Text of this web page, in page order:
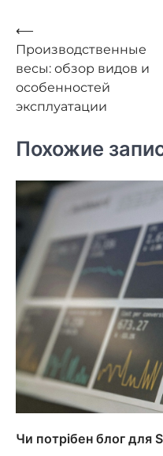
Навигация
по
записям
⟵
Производственные
весы: обзор видов и
особенностей
эксплуатации
Похожие
Чи потрібен блог для